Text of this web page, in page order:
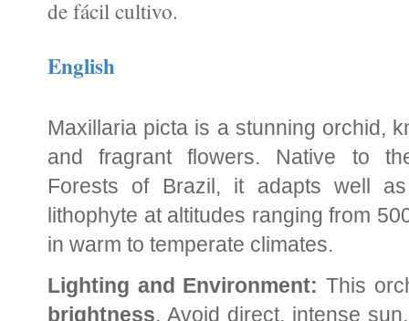
de fácil cultivo.
English
Maxillaria picta is a stunning orchid,
and fragrant flowers. Native to
Forests of Brazil, it adapts well
lithophyte at altitudes ranging from
in warm to temperate climates.
Lighting and Environment: This
brightness. Avoid direct, intense